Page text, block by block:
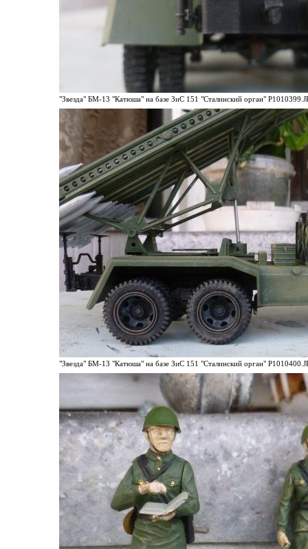
"Звезда" БМ-13 "Катюша" на базе ЗиС 151 "Сталинский орган"
"Звезда" БМ-13 "Катюша" на базе ЗиС 151 "Сталинский орган"